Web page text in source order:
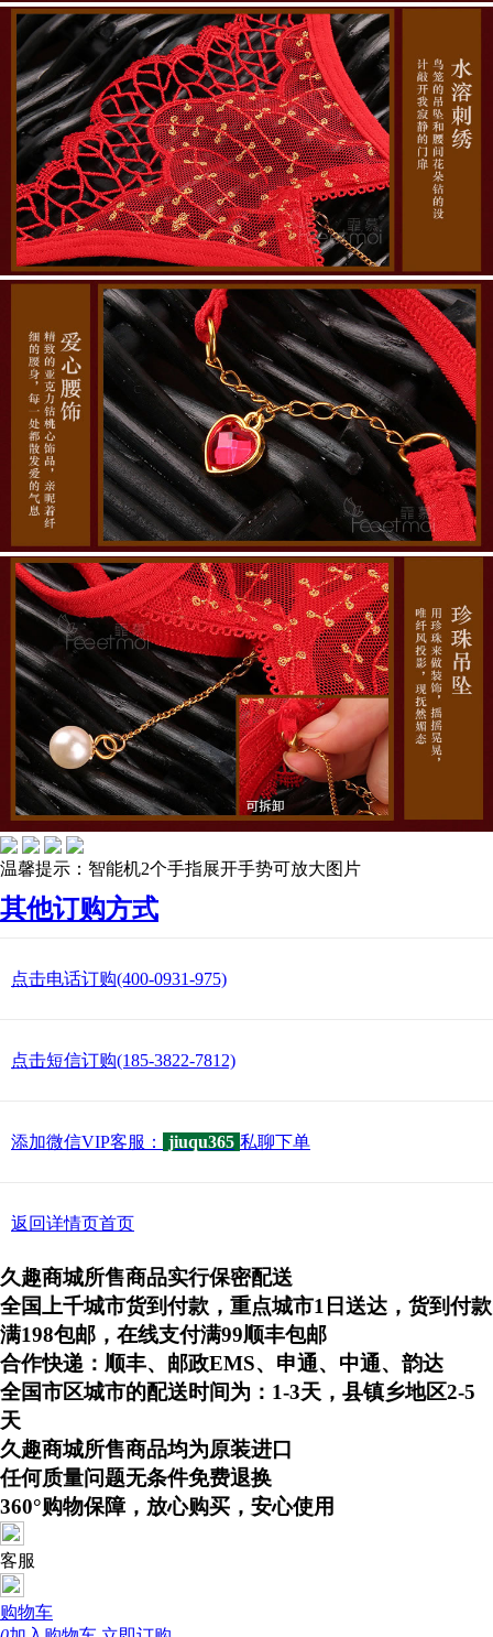
温馨提示：智能机2个手指展开手势可放大图片
其他订购方式
点击电话订购(400-0931-975)
点击短信订购(185-3822-7812)
添加微信VIP客服： jiuqu365 私聊下单
返回详情页首页
久趣商城所售商品实行保密配送
全国上千城市货到付款，重点城市1日送达，货到付款
满198包邮，在线支付满99顺丰包邮
合作快递：顺丰、邮政EMS、申通、中通、韵达
全国市区城市的配送时间为：1-3天，县镇乡地区2-5
天
久趣商城所售商品均为原装进口
任何质量问题无条件免费退换
360°购物保障，放心购买，安心使用
客服
购物车